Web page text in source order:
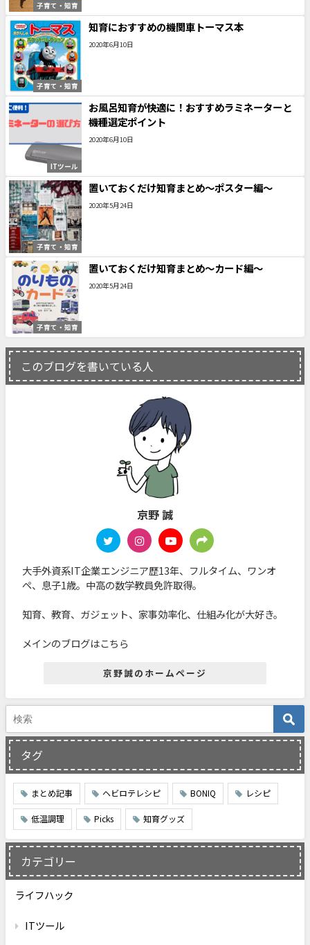
子育て・知育
子育て・知育
知育におすすめの機関車トーマス本
2020年6月10日
ITツール
お風呂知育が快適に！おすすめラミネーターと
機種選定ポイント
2020年6月10日
子育て・知育
置いておくだけ知育まとめ〜ポスター編〜
2020年5月24日
子育て・知育
置いておくだけ知育まとめ〜カード編〜
2020年5月24日
このブログを書いている人
京野 誠
大手外資系IT企業エンジニア歴13年、フルタイム、ワンオ
ペ、息子1歳。中高の数学教員免許取得。
知育、教育、ガジェット、家事効率化、仕組み化が大好き。
メインのブログはこちら
京野誠のホームページ
タグ
まとめ記事 ヘビロテレシピ BONIQ レシピ
低温調理 Picks 知育グッズ
カテゴリー
ライフハック
ITツール